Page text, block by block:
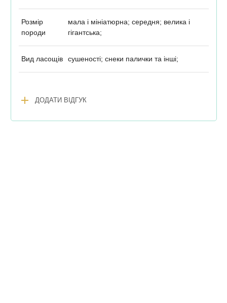
Розмір
породи
мала і мініатюрна; середня; велика і
гігантська;
Вид ласощів сушеності; снеки палички та інші;
add ДОДАТИ ВІДГУК